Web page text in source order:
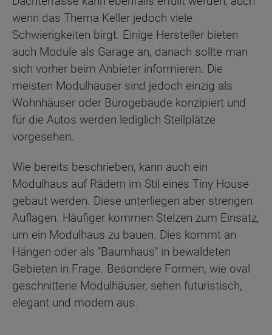
wenn das Thema Keller jedoch viele
Schwierigkeiten birgt. Einige Hersteller bieten
auch Module als Garage an, danach sollte man
sich vorher beim Anbieter informieren. Die
meisten Modulhäuser sind jedoch einzig als
Wohnhäuser oder Bürogebäude konzipiert und
für die Autos werden lediglich Stellplätze
vorgesehen.
Wie bereits beschrieben, kann auch ein
Modulhaus auf Rädern im Stil eines Tiny House
gebaut werden. Diese unterliegen aber strengen
Auflagen. Häufiger kommen Stelzen zum Einsatz,
um ein Modulhaus zu bauen. Dies kommt an
Hängen oder als "Baumhaus" in bewaldeten
Gebieten in Frage. Besondere Formen, wie oval
geschnittene Modulhäuser, sehen futuristisch,
elegant und modern aus.